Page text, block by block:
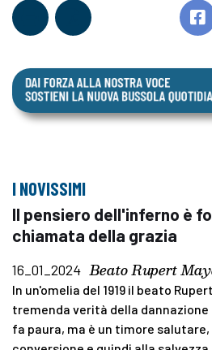
I NOVISSIMI
Il pensiero dell'inferno è
chiamata della grazia
16_01_2024 Beato Rupert
In un'omelia del 1919 il beato
tremenda verità della
fa paura, ma è un timore